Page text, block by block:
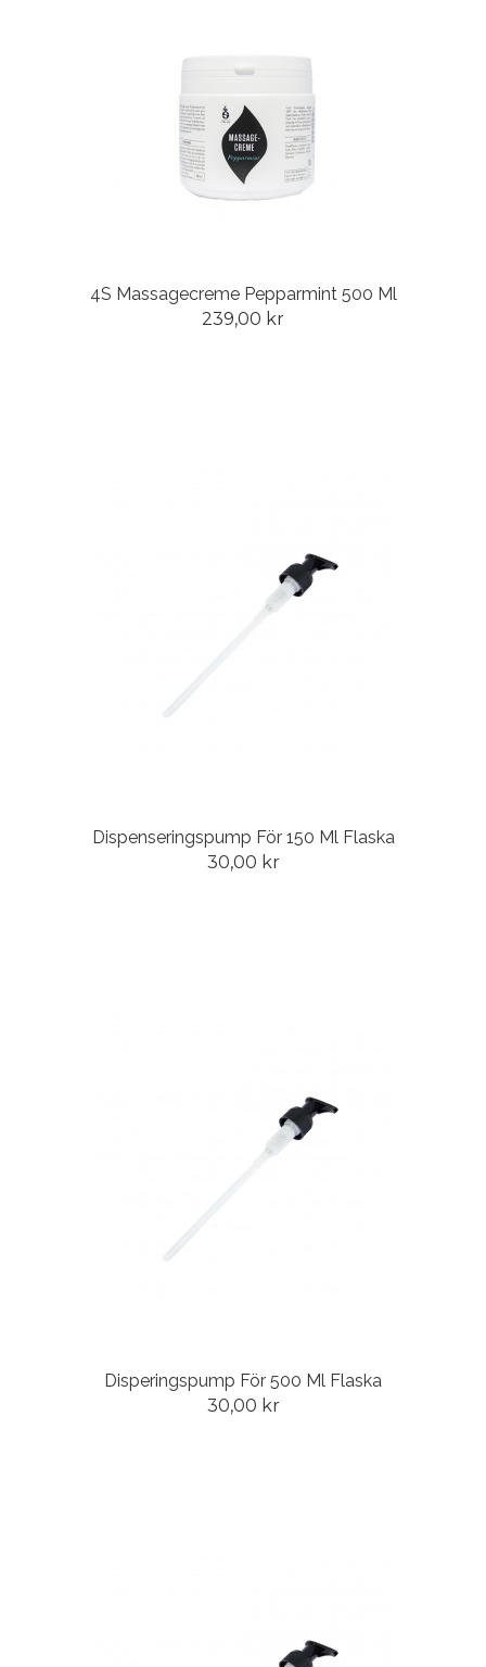
4S Massagecreme Pepparmint 500 Ml
239,00 kr
Dispenseringspump För 150 Ml Flaska
30,00 kr
Disperingspump För 500 Ml Flaska
30,00 kr